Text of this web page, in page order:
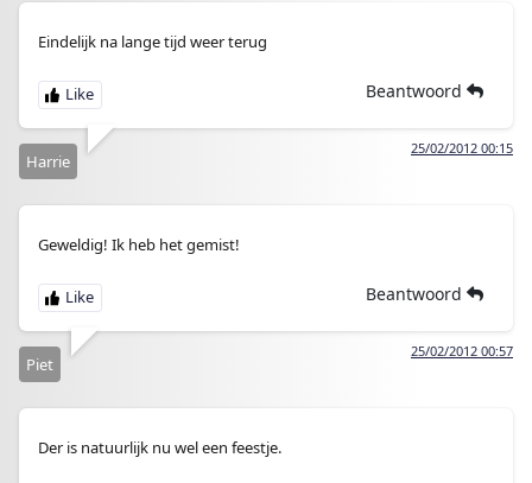
Eindelijk na lange tijd weer terug
Beantwoord
25/02/2012 00:15
Harrie
Geweldig! Ik heb het gemist!
Beantwoord
25/02/2012 00:57
Piet
Der is natuurlijk nu wel een feestje.